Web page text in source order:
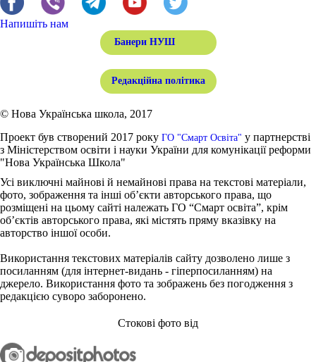
Напишіть нам
Банери НУШ
Редакційна політика
© Нова Українська школа, 2017
Проект був створений 2017 року ГО "Смарт Освіта" у партнерстві
з Міністерством освіти і науки України для комунікації реформи
"Нова Українська Школа"
Усі виключні майнові й немайнові права на текстові матеріали,
фото, зображення та інші об’єкти авторського права, що
розміщені на цьому сайті належать ГО “Смарт освіта”, крім
об’єктів авторського права, які містять пряму вказівку на
авторство іншої особи.
Використання текстових матеріалів сайту дозволено лише з
посиланням (для інтернет-видань - гіперпосиланням) на
джерело. Використання фото та зображень без погодження з
редакцією суворо заборонено.
Стокові фото від